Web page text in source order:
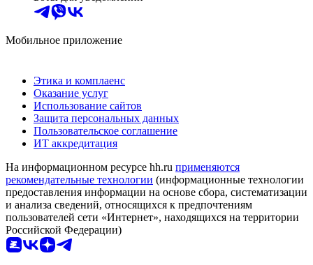
Мобильное приложение
Этика и комплаенс
Оказание услуг
Использование сайтов
Защита персональных данных
Пользовательское соглашение
ИТ аккредитация
На информационном ресурсе hh.ru применяются
рекомендательные технологии (информационные технологии
предоставления информации на основе сбора, систематизации
и анализа сведений, относящихся к предпочтениям
пользователей сети «Интернет», находящихся на территории
Российской Федерации)